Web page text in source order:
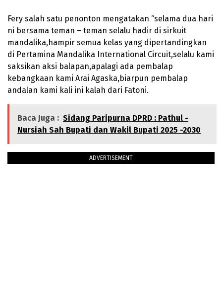
Fery salah satu penonton mengatakan “selama dua hari
ni bersama teman – teman selalu hadir di sirkuit
mandalika,hampir semua kelas yang dipertandingkan
di Pertamina Mandalika International Circuit,selalu kami
saksikan aksi balapan,apalagi ada pembalap
kebangkaan kami Arai Agaska,biarpun pembalap
andalan kami kali ini kalah dari Fatoni.
Baca Juga : Sidang Paripurna DPRD : Pathul -
Nursiah Sah Bupati dan Wakil Bupati 2025 -2030
ADVERTISEMENT